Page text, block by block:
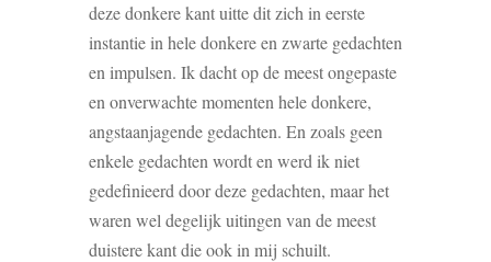
deze donkere kant uitte dit zich in eerste
instantie in hele donkere en zwarte gedachten
en impulsen. Ik dacht op de meest ongepaste
en onverwachte momenten hele donkere,
angstaanjagende gedachten. En zoals geen
enkele gedachten wordt en werd ik niet
gedefinieerd door deze gedachten, maar het
waren wel degelijk uitingen van de meest
duistere kant die ook in mij schuilt.